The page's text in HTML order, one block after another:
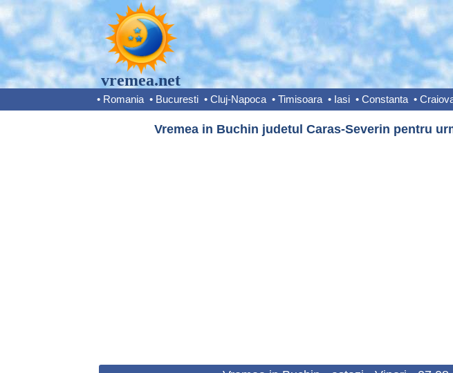
vremea.net
• Romania • Bucuresti • Cluj-Napoca • Timisoara • Iasi • Constanta •
Vremea in Buchin judetul Caras-Severin pentru